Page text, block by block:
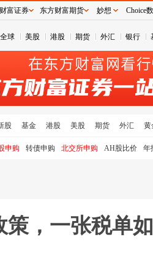
全球 美股 港股 期货 外汇 银行
股 基金 港股 美股 期货 外汇 黄
申购 转债申购 北交所申购 AH股比价 年
策，一张税单
富证券 东方财富期货 妙想 Choice